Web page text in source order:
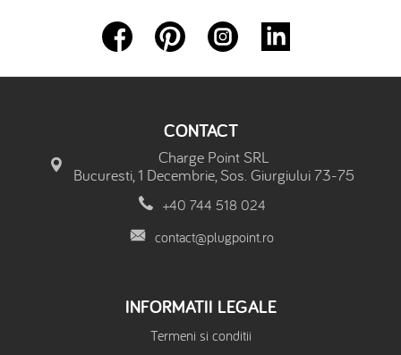
CONTACT
Charge Point SRL
Bucuresti, 1 Decembrie, Sos. Giurgiului 73-75
+40 744 518 024
contact@plugpoint.ro
INFORMATII LEGALE
Termeni si conditii